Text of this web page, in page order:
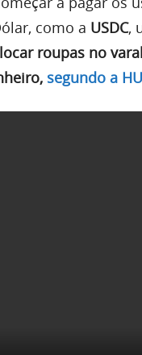
como a USDC,
roupas no
segundo a